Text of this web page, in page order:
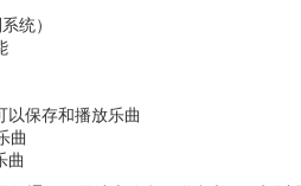
统）
以保存和播放乐曲
曲
曲